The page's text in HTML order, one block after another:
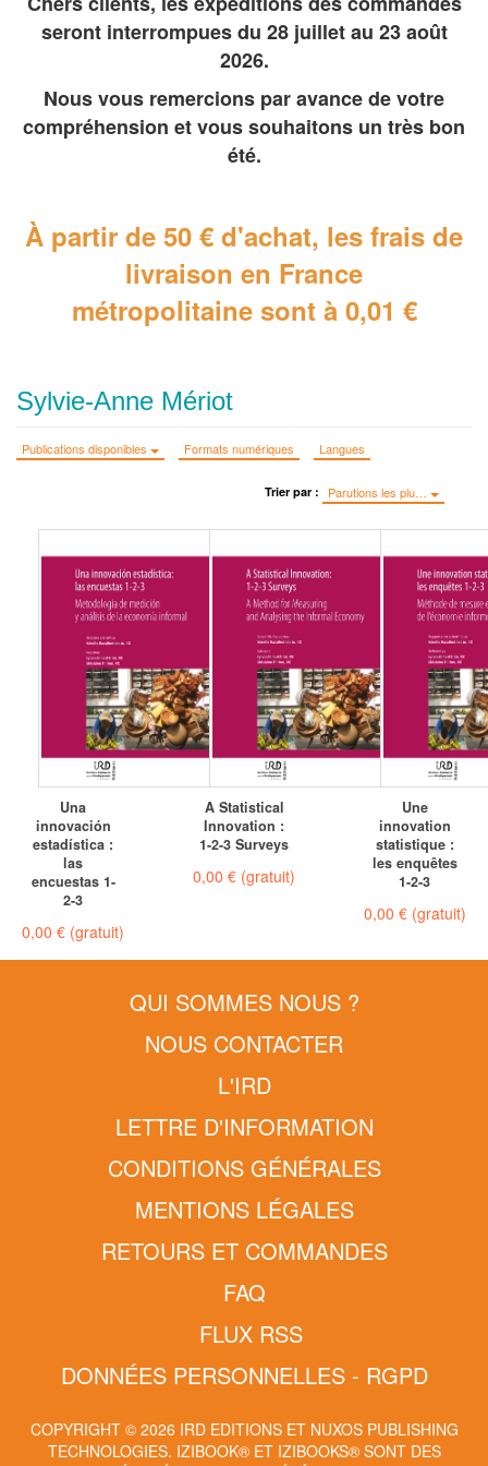
seront interrompues du 28 juillet au 23 août
2026.
Nous vous remercions par avance de votre
compréhension et vous souhaitons un très bon
été.
À partir de 50 € d'achat, les frais de
livraison en France
métropolitainesont à 0,01 €
Sylvie-Anne Mériot
Publications disponibles Formats numériques Langues
Trier par : Parutions les plu…
Una
innovación
estadística :
las
encuestas 1-
2-3
0,00 € (gratuit)
A Statistical
Innovation :
1-2-3 Surveys
0,00 € (gratuit)
Une
innovation
statistique :
les enquêtes
1-2-3
0,00 € (gratuit)
QUI SOMMES NOUS ?
NOUS CONTACTER
L'IRD
LETTRE D'INFORMATION
CONDITIONS GÉNÉRALES
MENTIONS LÉGALES
RETOURS ET COMMANDES
FAQ
FLUX RSS
DONNÉES PERSONNELLES - RGPD
COPYRIGHT © 2026 IRD EDITIONS ET NUXOS PUBLISHING
TECHNOLOGIES. IZIBOOK®ET IZIBOOKS®SONT DES